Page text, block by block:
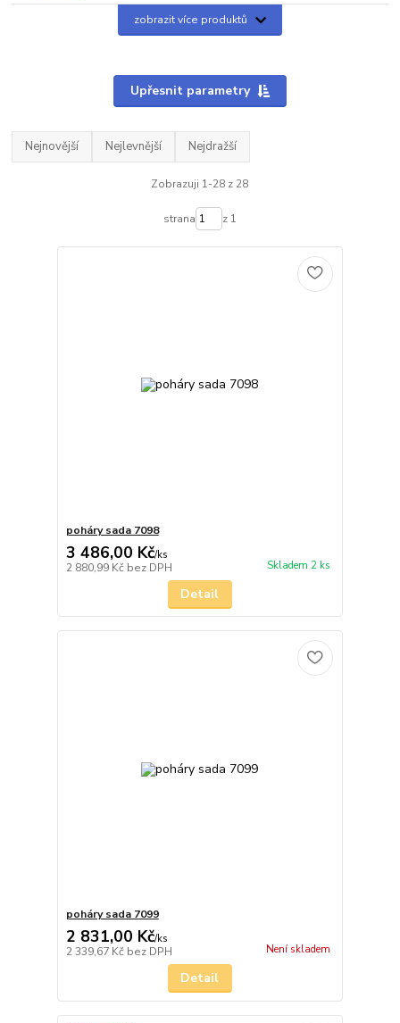
zobrazit více produktů
Upřesnit parametry
Nejnovější Nejlevnější Nejdražší
Zobrazuji 1-28 z 28
strana z 1
poháry sada 7098
3 486,00 Kč/ks
2 880,99 Kč bez DPH Skladem 2 ks
Detail
poháry sada 7099
2 831,00 Kč/ks
2 339,67 Kč bez DPH Není skladem
Detail